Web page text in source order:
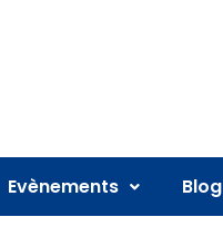
Evènements Blog